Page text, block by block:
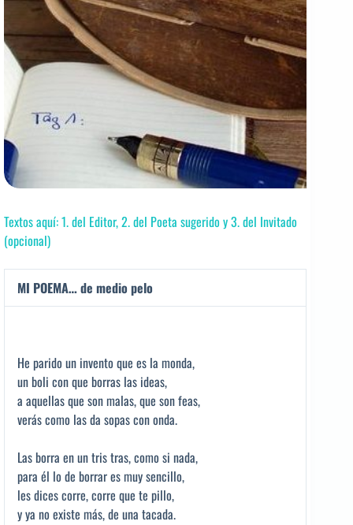
Textos aquí: 1. del Editor, 2. del Poeta sugerido y 3. del Invitado
(opcional)
MI POEMA… de medio pelo
He parido un invento que es la monda,
un boli con que borras las ideas,
a aquellas que son malas, que son feas,
verás como las da sopas con onda.
Las borra en un tris tras, como si nada,
para él lo de borrar es muy sencillo,
les dices corre, corre que te pillo,
y ya no existe más, de una tacada.